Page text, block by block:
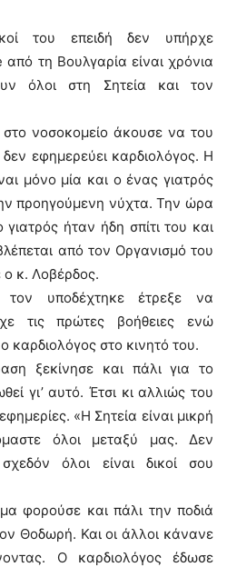
του επειδή δεν υπήρχε
τη Βουλγαρία είναι χρόνια
όλοι στη Σητεία και τον
νοσοκομείο άκουσε να του
εφημερεύει καρδιολόγος. Η
μόνο μία και ο ένας γιατρός
προηγούμενη νύχτα. Την ώρα
ήταν ήδη σπίτι του και
από τον Οργανισμό του
ο κ. Λοβέρδος.
υποδέχτηκε έτρεξε να
τις πρώτες βοήθειες ενώ
καρδιολόγος στο κινητό του.
ξεκίνησε και πάλι για το
γι’ αυτό. Έτσι κι αλλιώς του
«Η Σητεία είναι μικρή
όλοι μεταξύ μας. Δεν
όλοι είναι δικοί σου
φορούσε και πάλι την ποδιά
Θοδωρή. Και οι άλλοι κάνανε
Ο καρδιολόγος έδωσε